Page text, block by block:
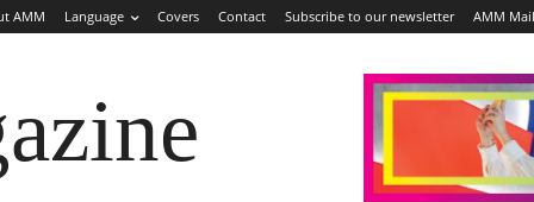
AMM Language Covers Contact Subscribe to our newsletter AMM